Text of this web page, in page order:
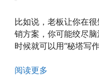
比如说，老板让你在
销方案，你可能绞尽
时候就可以用“秘塔写
阅读更多